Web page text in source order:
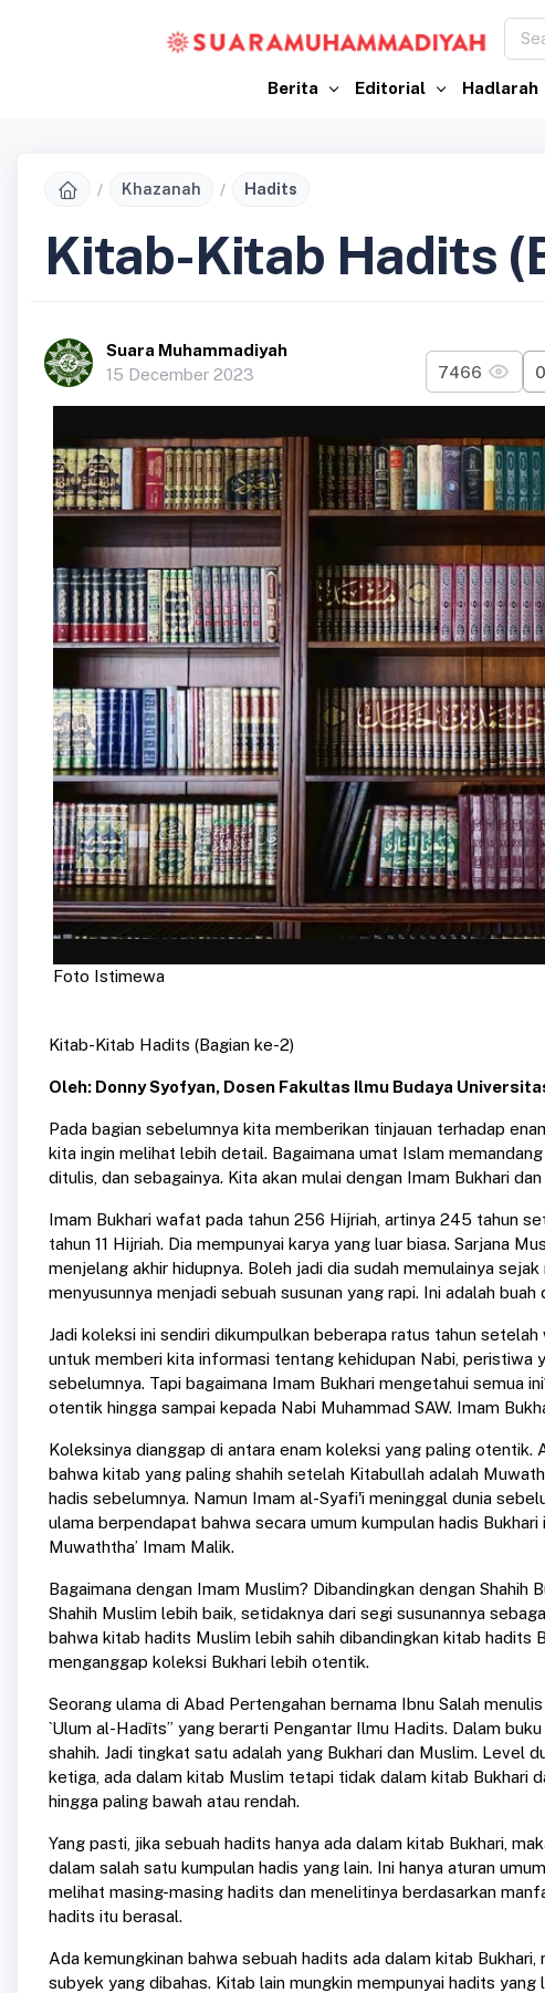
Berita Editorial Hadlarah
Khazanah Hadits
Kitab-Kitab Hadits
Suara Muhammadiyah
15 December 2023
7466 0
Foto Istimewa
Kitab-Kitab Hadits (Bagian ke-2)
Oleh: Donny Syofyan, Dosen Fakultas Ilmu Budaya
Pada bagian sebelumnya kita memberikan tinjauan terhadap
kita ingin melihat lebih detail. Bagaimana umat Islam
ditulis, dan sebagainya. Kita akan mulai dengan Imam Bukhari
Imam Bukhari wafat pada tahun 256 Hijriah, artinya 245 tahun
tahun 11 Hijriah. Dia mempunyai karya yang luar biasa. Sarjana
menjelang akhir hidupnya. Boleh jadi dia sudah memulainya
menyusunnya menjadi sebuah susunan yang rapi. Ini adalah
Jadi koleksi ini sendiri dikumpulkan beberapa ratus tahun
untuk memberi kita informasi tentang kehidupan Nabi, peristiwa
sebelumnya. Tapi bagaimana Imam Bukhari mengetahui semua
otentik hingga sampai kepada Nabi Muhammad SAW. Imam
Koleksinya dianggap di antara enam koleksi yang paling otentik.
bahwa kitab yang paling shahih setelah Kitabullah adalah
hadis sebelumnya. Namun Imam al-Syafi'i meninggal dunia
ulama berpendapat bahwa secara umum kumpulan hadis
Muwaththa’ Imam Malik.
Bagaimana dengan Imam Muslim? Dibandingkan dengan Shahih
Shahih Muslim lebih baik, setidaknya dari segi susunannya
bahwa kitab hadits Muslim lebih sahih dibandingkan kitab hadits
menganggap koleksi Bukhari lebih otentik.
Seorang ulama di Abad Pertengahan bernama Ibnu Salah
`Ulum al-Hadîts” yang berarti Pengantar Ilmu Hadits. Dalam
shahih. Jadi tingkat satu adalah yang Bukhari dan Muslim. Level
ketiga, ada dalam kitab Muslim tetapi tidak dalam kitab Bukhari
hingga paling bawah atau rendah.
Yang pasti, jika sebuah hadits hanya ada dalam kitab Bukhari,
dalam salah satu kumpulan hadis yang lain. Ini hanya aturan
melihat masing-masing hadits dan menelitinya berdasarkan
hadits itu berasal.
Ada kemungkinan bahwa sebuah hadits ada dalam kitab
subyek yang dibahas. Kitab lain mungkin mempunyai hadits